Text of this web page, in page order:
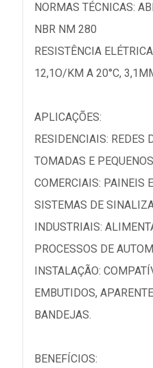
NORMAS TÉCNICAS:
NBR NM 280
RESISTÊNCIA
12,1O/KM A 20°C,
APLICAÇÕES:
RESIDENCIAIS: REDES
TOMADAS E
COMERCIAIS: PAINEIS
SISTEMAS DE
INDUSTRIAIS:
PROCESSOS DE
INSTALAÇÃO:
EMBUTIDOS,
BANDEJAS.
BENEFÍCIOS: